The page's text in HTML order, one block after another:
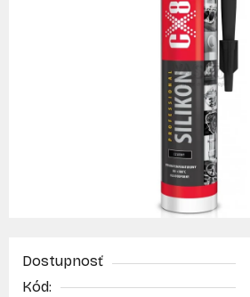
Dostupnosť
Kód: